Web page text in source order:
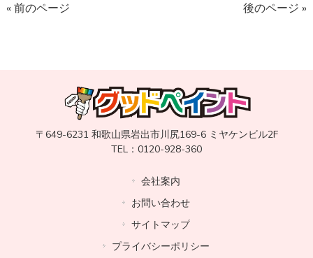
« 前のページ 後のページ »
〒649-6231 和歌山県岩出市川尻169-6 ミヤケンビル2F
TEL：0120-928-360
会社案内
お問い合わせ
サイトマップ
プライバシーポリシー